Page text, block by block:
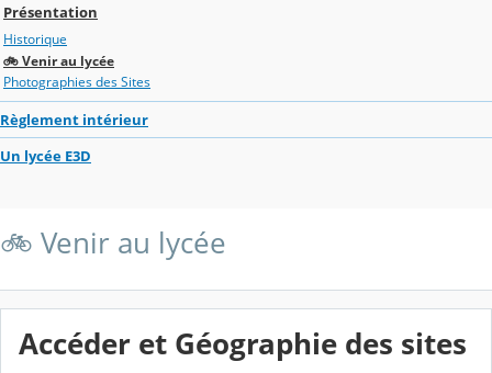
Présentation
Historique
🚲 Venir au lycée
Photographies des Sites
Règlement intérieur
Un lycée E3D
🚲 Venir au lycée
Accéder et Géographie des sites